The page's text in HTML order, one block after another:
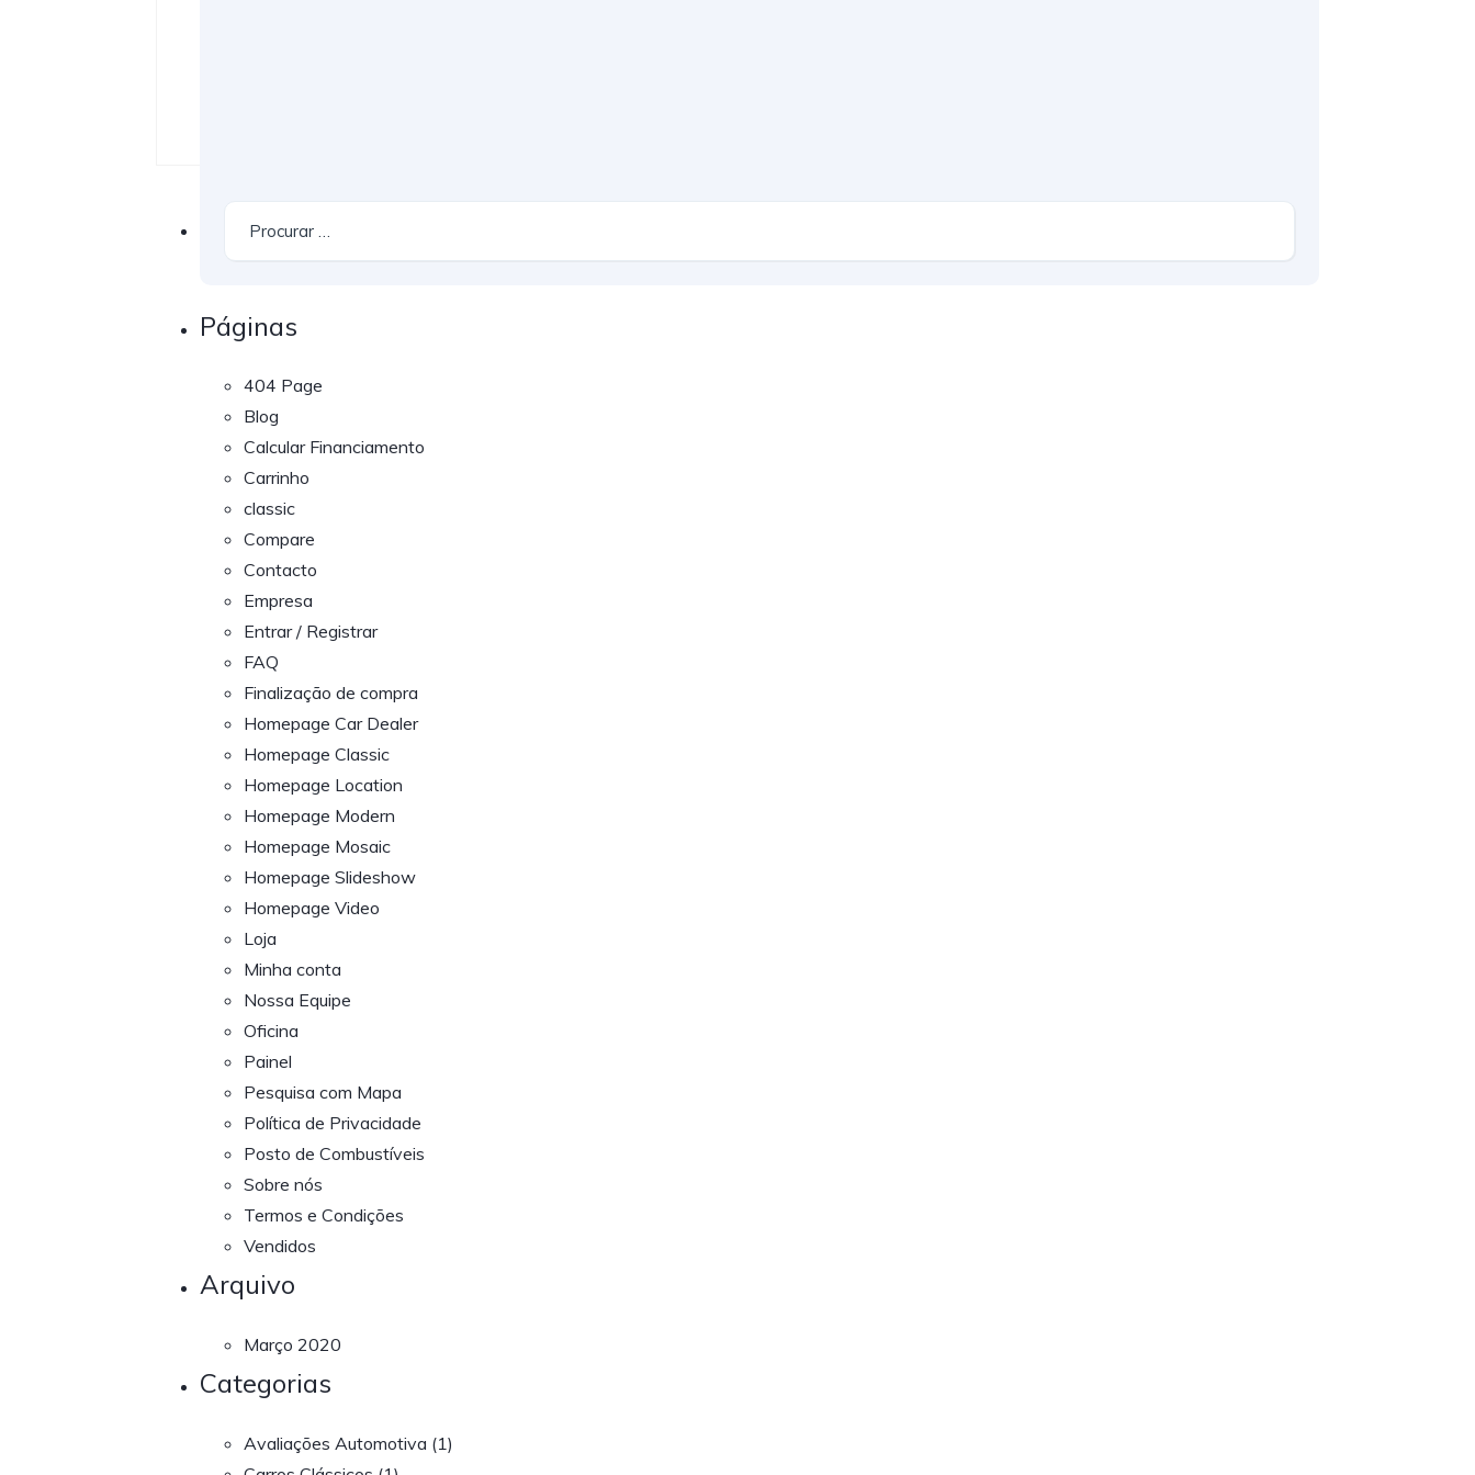
Páginas
404 Page
Blog
Calcular Financiamento
Carrinho
classic
Compare
Contacto
Empresa
Entrar / Registrar
FAQ
Finalização de compra
Homepage Car Dealer
Homepage Classic
Homepage Location
Homepage Modern
Homepage Mosaic
Homepage Slideshow
Homepage Video
Loja
Minha conta
Nossa Equipe
Oficina
Painel
Pesquisa com Mapa
Política de Privacidade
Posto de Combustíveis
Sobre nós
Termos e Condições
Vendidos
Arquivo
Março 2020
Categorias
Avaliações Automotiva (1)